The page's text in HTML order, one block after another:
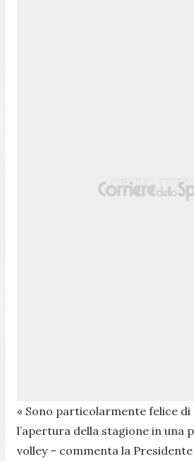
« Sono particolarmente felice di
l’apertura della stagione in una
volley– commenta la Presidente